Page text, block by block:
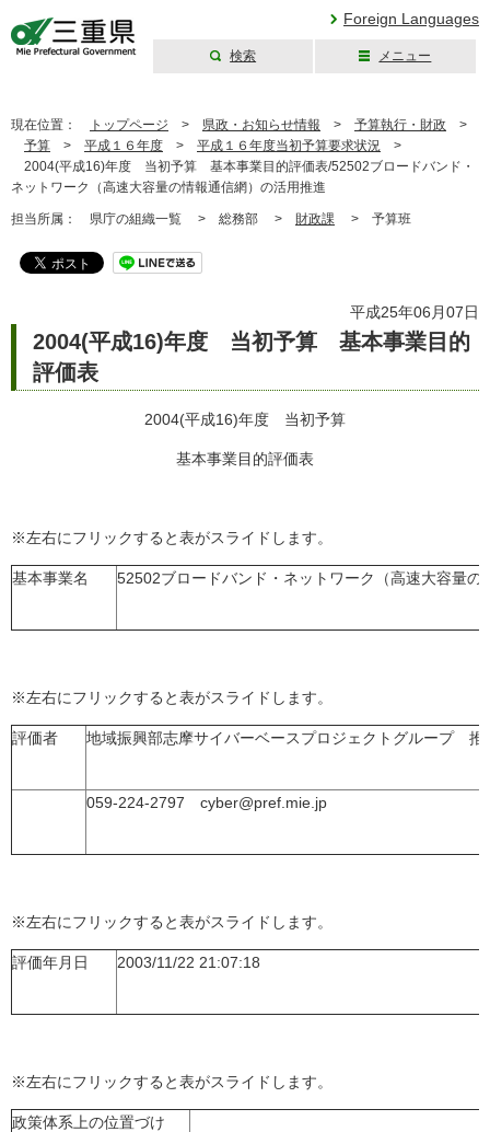
Foreign Languages
検索 メニュー
現在位置： トップページ > 県政・お知らせ情報 > 予算執行・財政 >
予算 > 平成１６年度 > 平成１６年度当初予算要求状況 >
2004(平成16)年度 当初予算 基本事業目的評価表/52502ブロードバンド・
ネットワーク（高速大容量の情報通信網）の活用推進
担当所属： 県庁の組織一覧 > 総務部 > 財政課 > 予算班
平成25年06月07日
2004(平成16)年度 当初予算 基本事業目的
評価表
2004(平成16)年度 当初予算
基本事業目的評価表
※左右にフリックすると表がスライドします。
基本事業名 52502ブロードバンド・ネットワーク（高速大容量の
※左右にフリックすると表がスライドします。
評価者 地域振興部志摩サイバーベースプロジェクトグループ
059-224-2797 cyber@pref.mie.jp
※左右にフリックすると表がスライドします。
評価年月日 2003/11/22 21:07:18
※左右にフリックすると表がスライドします。
政策体系上の位置づけ